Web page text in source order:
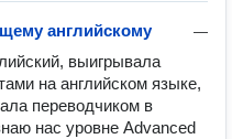
—
английскому
выигрывала
на английском языке,
переводчиком в
нас уровне Advanced